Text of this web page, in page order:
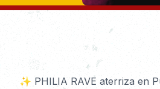
Detalles
✨ PHILIA RAVE aterriza en